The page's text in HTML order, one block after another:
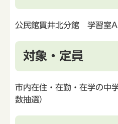
公民館貫井北分館 学習室A
対象・定員
市内在住・在勤・在学の中
数抽選）